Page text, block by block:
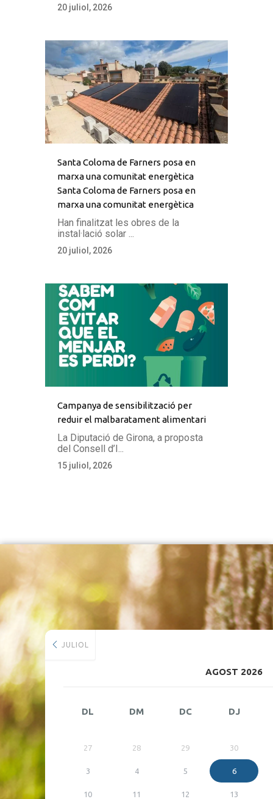
20 juliol, 2026
Santa Coloma de Farners posa en
marxa una comunitat energètica
Santa Coloma de Farners posa en
marxa una comunitat energètica
Han finalitzat les obres de la
instal·lació solar ...
20 juliol, 2026
Campanya de sensibilització per
reduir el malbaratament alimentari
La Diputació de Girona, a proposta
del Consell d’I...
15 juliol, 2026
JULIOL
AGOST 2026
DL DM DC DJ
27 28 29 30
3 4 5 6
10 11 12 13